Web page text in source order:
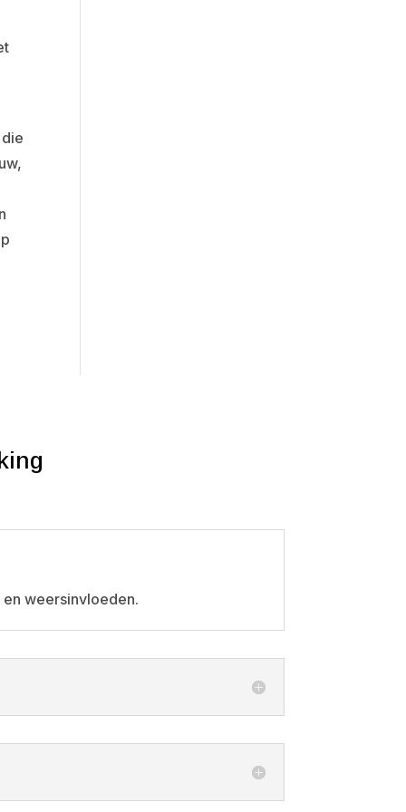
weersinvloeden.